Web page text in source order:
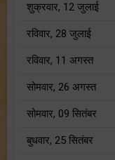
शुक्रवार, 12 जुलाई
रविवार, 28 जुलाई
रविवार, 11 अगस्त
सोमवार, 26 अगस्त
सोमवार, 09 सितंबर
बुधवार, 25 सितंबर